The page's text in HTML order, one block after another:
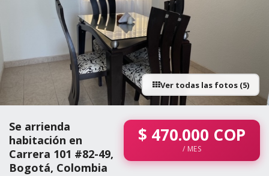
Ver todas las fotos (5)
Se arrienda
habitación en
Carrera 101 #82-49,
Bogotá, Colombia
$ 470.000 COP
/ MES